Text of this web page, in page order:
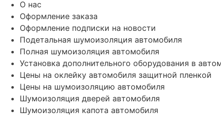
О нас
Оформление заказа
Оформление подписки на новости
Подетальная шумоизоляция автомобиля
Полная шумоизоляция автомобиля
Установка дополнительного оборудования в
Цены на оклейку автомобиля защитной пленкой
Цены на шумоизоляцию автомобиля
Шумоизоляция дверей автомобиля
Шумоизоляция капота автомобиля